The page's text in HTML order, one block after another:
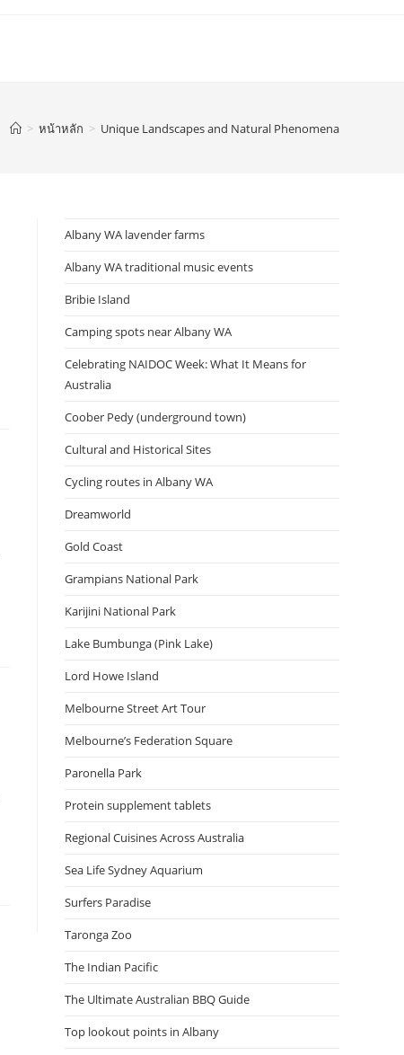
> หน้าหลัก > Unique Landscapes and Natural Phenomena
Albany WA lavender farms
Albany WA traditional music events
Bribie Island
Camping spots near Albany WA
Celebrating NAIDOC Week: What It Means for
Australia
Coober Pedy (underground town)
Cultural and Historical Sites
Cycling routes in Albany WA
Dreamworld
Gold Coast
Grampians National Park
Karijini National Park
Lake Bumbunga (Pink Lake)
Lord Howe Island
Melbourne Street Art Tour
Melbourne’s Federation Square
Paronella Park
Protein supplement tablets
Regional Cuisines Across Australia
Sea Life Sydney Aquarium
Surfers Paradise
Taronga Zoo
The Indian Pacific
The Ultimate Australian BBQ Guide
Top lookout points in Albany